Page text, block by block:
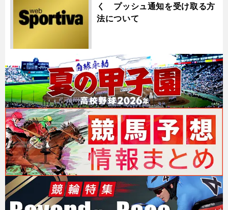
く プッシュ通知を受け取る方
法について